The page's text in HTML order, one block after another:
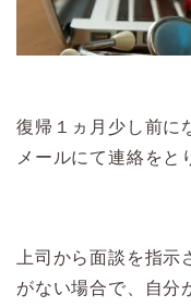
復帰１ヵ月少し前に
メールにて連絡をと
上司から面談を指
がない場合で、自分